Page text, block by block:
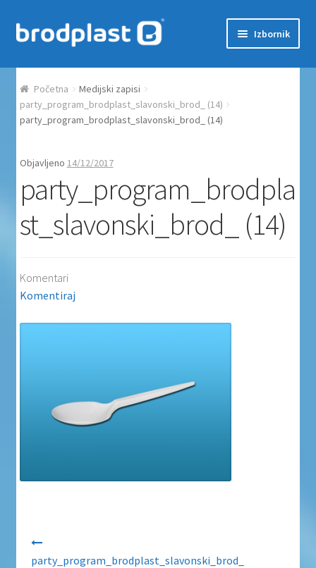
Preskoči na navigaciju
Skoči do sadržaja Izbornik
Početna
Auction Dashboard
Moj račun
Proizvodi
Uvjeti poslovanja
Zaštita privatnosti
Početna
Medijski zapisi
party_program_brodplast_slavonski_brod_ (14)
party_program_brodplast_slavonski_brod_ (14)
Objavljeno 14/12/2017
party_program_brodpla
st_slavonski_brod_ (14)
Komentari
Komentiraj
party_program_brodplast_slavonski_brod_